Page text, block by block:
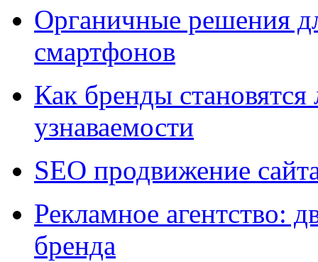
Органичные решения
смартфонов
Как бренды
узнаваемости
SEO продвижение
Рекламное агентство:
бренда